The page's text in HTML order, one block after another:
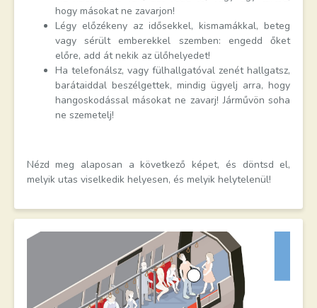
hogy másokat ne zavarjon!
Légy előzékeny az idősekkel, kismamákkal, beteg
vagy sérült emberekkel szemben: engedd őket
előre, add át nekik az ülőhelyedet!
Ha telefonálsz, vagy fülhallgatóval zenét hallgatsz,
barátaiddal beszélgettek, mindig ügyelj arra, hogy
hangoskodással másokat ne zavarj! Járművön soha
ne szemetelj!
Nézd meg alaposan a következő képet, és döntsd el,
melyik utas viselkedik helyesen, és melyik helytelenül!